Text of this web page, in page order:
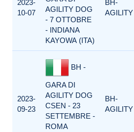
2023-
10-07
AGILITY DOG
- 7 OTTOBRE
- INDIANA
KAYOWA (ITA)
BH-
AGILITY
2023-
09-23
BH -
GARA DI
AGILITY DOG
CSEN - 23
SETTEMBRE -
ROMA
BH-
AGILITY